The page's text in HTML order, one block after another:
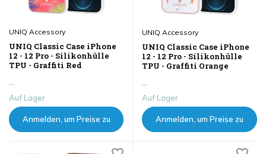
UNIQ Accessory
UNIQ Classic Case iPhone
12 - 12 Pro - Silikonhülle
TPU - Graffiti Red
Auf Lager
Anmelden, um Preise zu
UNIQ Accessory
UNIQ Classic Case iPhone
12 - 12 Pro - Silikonhülle
TPU - Graffiti Orange
Auf Lager
Anmelden, um Preise zu